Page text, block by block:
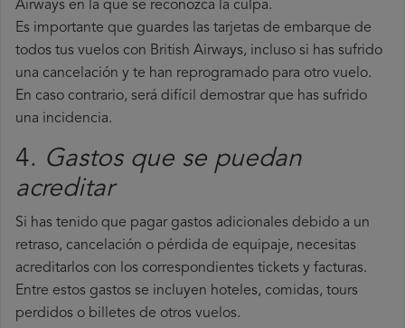
Airways en la que se reconozca la culpa.
Es importante que guardes las tarjetas de embarque de
todos tus vuelos con British Airways, incluso si has sufrido
una cancelación y te han reprogramado para otro vuelo.
En caso contrario, será difícil demostrar que has sufrido
una incidencia.
4. Gastos que se puedan
acreditar
Si has tenido que pagar gastos adicionales debido a un
retraso, cancelación o pérdida de equipaje, necesitas
acreditarlos con los correspondientes tickets y facturas.
Entre estos gastos se incluyen hoteles, comidas, tours
perdidos o billetes de otros vuelos.